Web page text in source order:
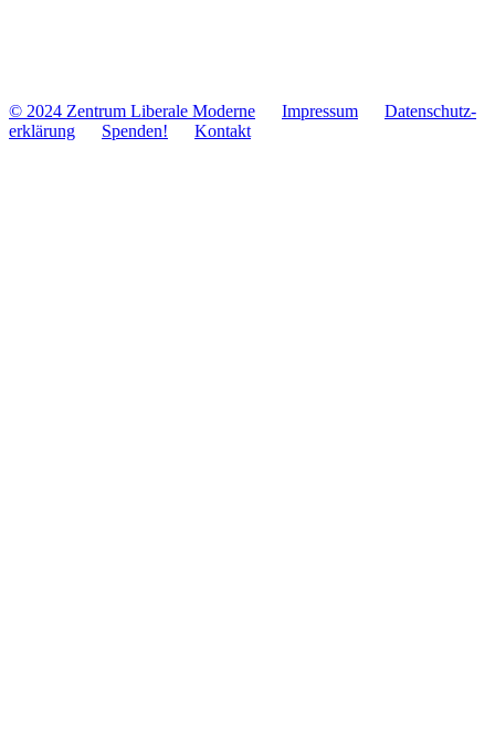
© 2024 Zentrum Libe­rale Moderne Impres­sum
Daten­schutz­
er­klä­rung
Spenden! Kontakt